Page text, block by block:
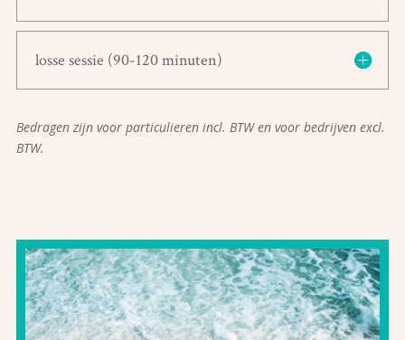
losse sessie (90-120 minuten)
Bedragen zijn voor particulieren incl. BTW en voor bedrijven excl.
BTW.